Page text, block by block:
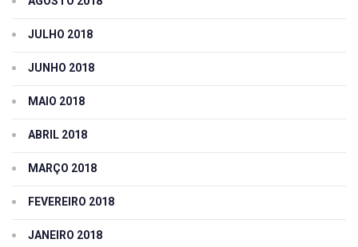
JULHO 2018
JUNHO 2018
MAIO 2018
ABRIL 2018
MARÇO 2018
FEVEREIRO 2018
JANEIRO 2018